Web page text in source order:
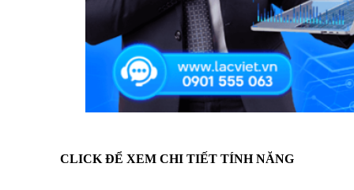
CLICK ĐỂ XEM CHI TIẾT TÍNH NĂNG